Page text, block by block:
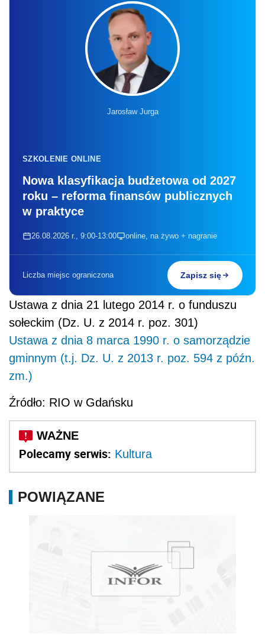
Jarosław Jurga
SZKOLENIE ONLINE
Nowa klasyfikacja budżetowa od 2027
roku – reforma finansów publicznych
w praktyce
26.08.2026 r., 9:00-13:00 online, na żywo + nagranie
Liczba miejsc ograniczona Zapisz się
Ustawa z dnia 21 lutego 2014 r. o funduszu
sołeckim (Dz. U. z 2014 r. poz. 301)
Ustawa z dnia 8 marca 1990 r. o samorządzie
gminnym (t.j. Dz. U. z 2013 r. poz. 594 z późn.
zm.)
Źródło: RIO w Gdańsku
Polecamy serwis: Kultura
POWIĄZANE